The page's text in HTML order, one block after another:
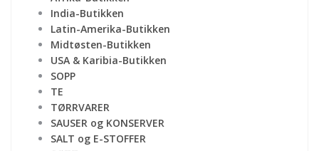
India-Butikken
Latin-Amerika-Butikken
Midtøsten-Butikken
USA & Karibia-Butikken
SOPP
TE
TØRRVARER
SAUSER og KONSERVER
SALT og E-STOFFER